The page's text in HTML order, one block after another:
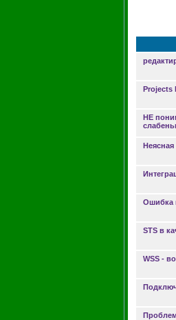
Projects
НЕ
Ошибка
STS в
WSS -